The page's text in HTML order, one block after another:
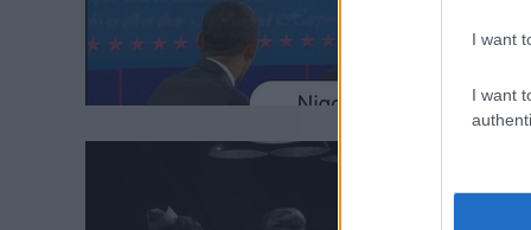
I want
I want